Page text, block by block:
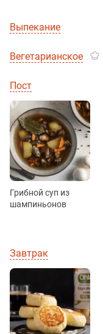
Выпекание
Вегетарианское
Пост
Грибной суп из
шампиньонов
Завтрак